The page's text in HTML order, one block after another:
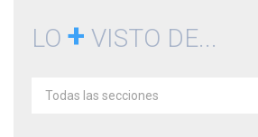
LO + VISTO DE...
Todas las secciones